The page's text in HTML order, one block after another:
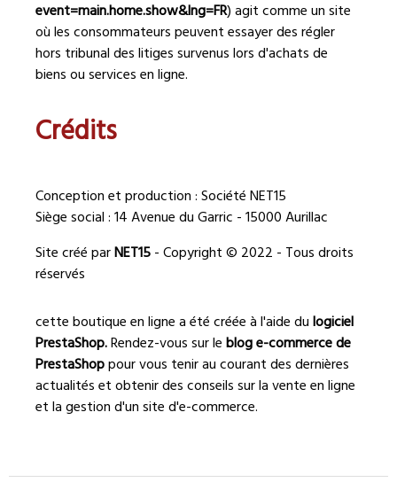
event=main.home.show&lng=FR) agit comme un site
où les consommateurs peuvent essayer des régler
hors tribunal des litiges survenus lors d'achats de
biens ou services en ligne.
Crédits
Conception et production : Société NET15
Siège social : 14 Avenue du Garric - 15000 Aurillac
Site créé parNET15- Copyright © 2022 - Tous droits
réservés
cette boutique en ligne a été créée à l'aide dulogiciel
PrestaShop.Rendez-vous sur leblog e-commerce de
PrestaShoppour vous tenir au courant des dernières
actualités et obtenir des conseils sur la vente en ligne
et la gestion d'un site d'e-commerce.